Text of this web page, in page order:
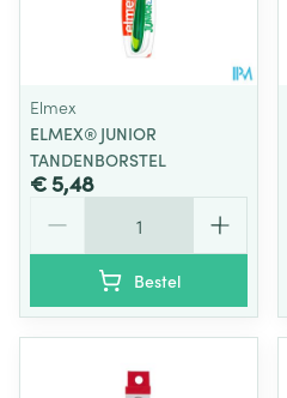
Elmex
ELMEX® JUNIOR
TANDENBORSTEL
€ 5,48
Bestel